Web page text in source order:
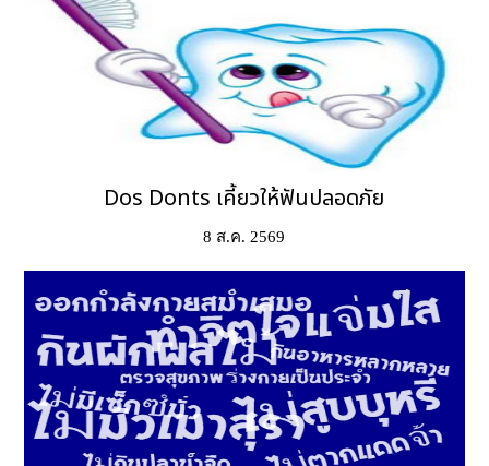
Dos Donts เคี้ยวให้ฟันปลอดภัย
8 ส.ค. 2569